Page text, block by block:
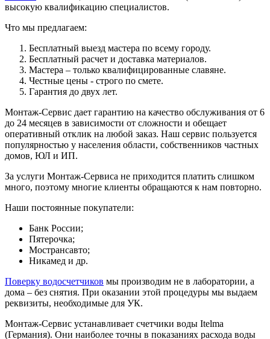
высокую квалификацию специалистов.
Что мы предлагаем:
Бесплатный выезд мастера по всему городу.
Бесплатный расчет и доставка материалов.
Мастера – только квалифицированные славяне.
Честные цены - строго по смете.
Гарантия до двух лет.
Монтаж-Сервис дает гарантию на качество обслуживания от 6
до 24 месяцев в зависимости от сложности и обещает
оперативный отклик на любой заказ. Наш сервис пользуется
популярностью у населения области, собственников частных
домов, ЮЛ и ИП.
За услуги Монтаж-Сервиса не приходится платить слишком
много, поэтому многие клиенты обращаются к нам повторно.
Наши постоянные покупатели:
Банк России;
Пятерочка;
Мострансавто;
Никамед и др.
Поверку водосчетчиков мы производим не в лаборатории, а
дома – без снятия. При оказании этой процедуры мы выдаем
реквизиты, необходимые для УК.
Монтаж-Сервис устанавливает счетчики воды Itelma
(Германия). Они наиболее точны в показаниях расхода воды